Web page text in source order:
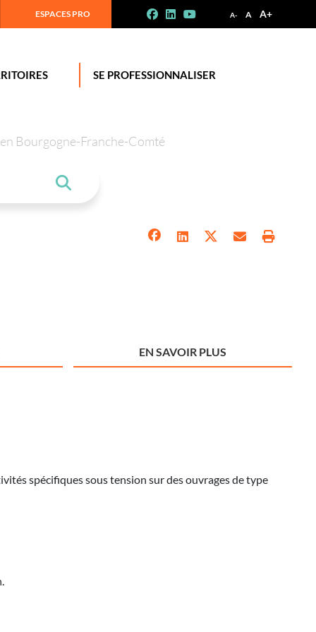
A- A A+
ESPACES PRO
SE PROFESSIONNALISER
Bourgogne-Franche-Comté
EN SAVOIR PLUS
spécifiques sous tension sur des ouvrages de type